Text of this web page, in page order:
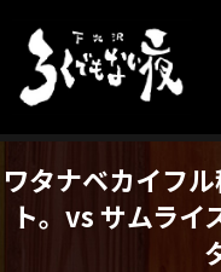
ワタナベカイフ
ト。vs サムライ